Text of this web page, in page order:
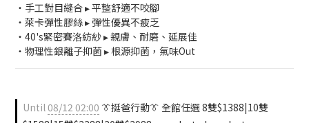
・手工對目縫合 ▸ 平整舒適不咬腳
・萊卡彈性膠絲 ▸ 彈性優異不疲乏
・40's緊密賽洛紡紗 ▸ 親膚、耐磨、延展佳
・物理性銀離子抑菌 ▸ 根源抑菌，氣味Out
Until08/12 02:00 👔挺爸行動👔 全館任選 8雙$1388|10雙